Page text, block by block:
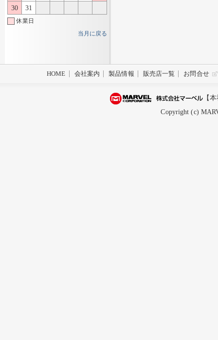
30
31
休業日
当月に戻る
HOME 会社案内 製品情報 販売店一覧 お問合せ
【
Copyright (c)